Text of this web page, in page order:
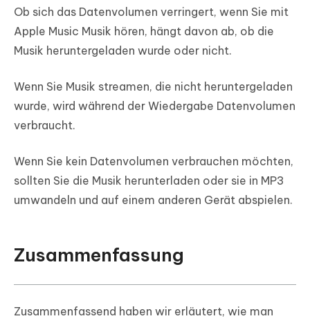
Ob sich das Datenvolumen verringert, wenn Sie mit
Apple Music Musik hören, hängt davon ab, ob die
Musik heruntergeladen wurde oder nicht.
Wenn Sie Musik streamen, die nicht heruntergeladen
wurde, wird während der Wiedergabe Datenvolumen
verbraucht.
Wenn Sie kein Datenvolumen verbrauchen möchten,
sollten Sie die Musik herunterladen oder sie in MP3
umwandeln und auf einem anderen Gerät abspielen.
Zusammenfassung
Zusammenfassend haben wir erläutert, wie man